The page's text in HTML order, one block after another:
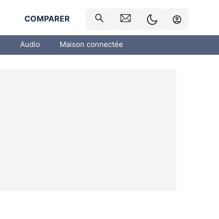
COMPARER
Audio Maison connectée